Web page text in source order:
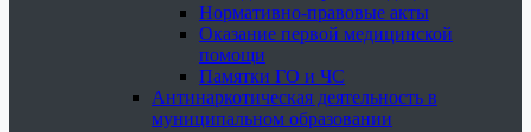
Нормативно-правовые акты
Оказание первой медицинской
помощи
Памятки ГО и ЧС
Антинаркотическая деятельность в
муниципальном образовании